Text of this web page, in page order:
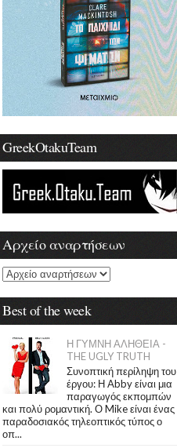
GreekOtakuTeam
Αρχείο αναρτήσεων
Best of the week
Η ΓΥΜΝΗ ΑΛΗΘΕΙΑ -
THE UGLY TRUTH
Συνοπτική περίληψη του
έργου: Η Abby είναι μια
παραγωγός εκπομπών
και πολύ ρομαντική. Ο Mike είναι ένας
παραδοσιακός τηλεοπτικός τύπος ο
οπ...